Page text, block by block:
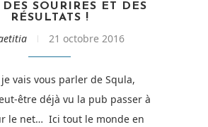
SOURIRES ET DES
RÉSULTATS !
21 octobre 2016
vais vous parler de Squla,
être déjà vu la pub passer à
le net… Ici tout le monde en